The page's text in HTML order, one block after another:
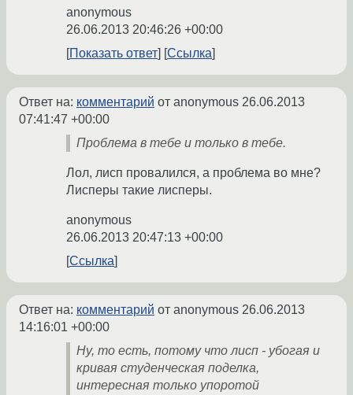
anonymous
26.06.2013 20:46:26 +00:00
Показать ответ
Ссылка
Ответ на: комментарий от anonymous 26.06.2013
07:41:47 +00:00
Проблема в тебе и только в тебе.
Лол, лисп провалился, а проблема во мне?
Лисперы такие лисперы.
anonymous
26.06.2013 20:47:13 +00:00
Ссылка
Ответ на: комментарий от anonymous 26.06.2013
14:16:01 +00:00
Ну, то есть, потому что лисп - убогая и
кривая студенческая поделка,
интересная только упоротой